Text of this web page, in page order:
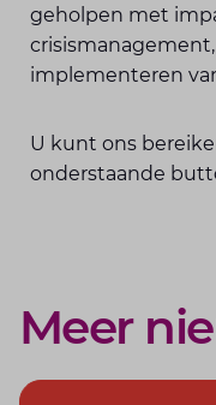
geholpen met
implementeren
U kunt ons
onderstaande
Meer